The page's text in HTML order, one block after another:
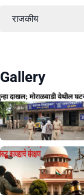
राजकीय
Gallery